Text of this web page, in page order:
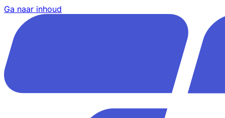
Ga naar inhoud